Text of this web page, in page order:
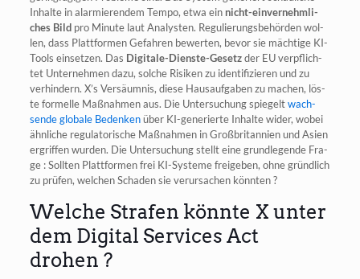
Inhal­te in alar­mie­ren­dem Tem­po, etwa ein nicht-ein­ver­nehm­li­
ches Bildpro Minu­te laut Ana­lys­ten. Regu­lie­rungs­be­hör­den wol­
len, dass Platt­for­men Gefah­ren bewer­ten, bevor sie mäch­ti­ge KI-
Tools ein­set­zen. Das Digi­ta­le-Diens­te-Gesetzder EU ver­pflich­
tet Unter­neh­men dazu, sol­che Risi­ken zu iden­ti­fi­zie­ren und zu
ver­hin­dern. X’s Ver­säum­nis, die­se Haus­auf­ga­ben zu machen, lös­
te for­mel­le Maß­nah­men aus. Die Unter­su­chung spie­geltwach­
sen­de glo­ba­le Beden­kenüber KI-gene­rier­te Inhal­te wider, wobei
ähn­li­che regu­la­to­ri­sche Maß­nah­men in Groß­bri­tan­ni­en und Asi­en
ergrif­fen wur­den. Die Unter­su­chung stellt eine grund­le­gen­de Fra­
ge : Soll­ten Platt­for­men frei KI-Sys­te­me frei­ge­ben, ohne gründ­lich
zu prü­fen, wel­chen Scha­den sie ver­ur­sa­chen könnten ?
Welche Strafen könnte X unter
dem Digital Services Act
drohen ?